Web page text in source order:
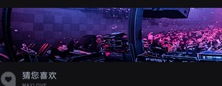
蝉爸爸妈妈爱存在夏天的风是想你的
声音啊